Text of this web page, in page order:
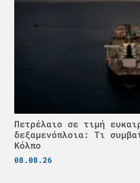
Πετρέλαιο σε τιμή
δεξαμενόπλοια: Τι
Κόλπο
08.08.26